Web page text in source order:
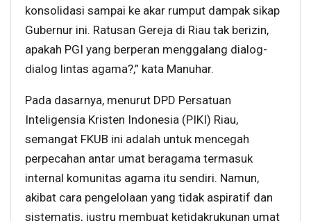
konsolidasi sampai ke akar rumput dampak sikap
Gubernur ini. Ratusan Gereja di Riau tak berizin,
apakah PGI yang berperan menggalang dialog-
dialog lintas agama?,” kata Manuhar.
Pada dasarnya, menurut DPD Persatuan
Inteligensia Kristen Indonesia (PIKI) Riau,
semangat FKUB ini adalah untuk mencegah
perpecahan antar umat beragama termasuk
internal komunitas agama itu sendiri. Namun,
akibat cara pengelolaan yang tidak aspiratif dan
sistematis, justru membuat ketidakrukunan umat